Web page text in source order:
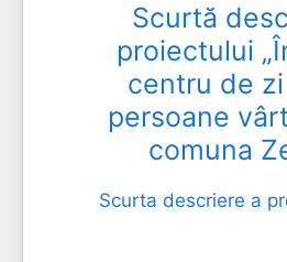
Scurtă
proiectului
centru de
persoane
comuna
Scurta descriere a